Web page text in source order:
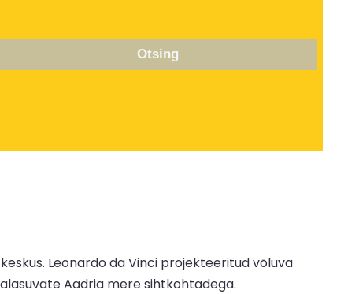
Otsing
Leonardo da Vinci projekteeritud võluva
Aadria mere sihtkohtadega.